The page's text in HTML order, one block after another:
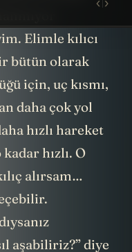
Elimle kılıcı
bütün olarak
için, uç kısmı,
daha çok yol
hızlı hareket
hızlı. O
alırsam…